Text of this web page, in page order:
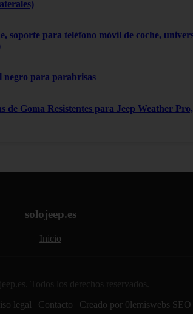
soporte para teléfono móvil de coche,
para parabrisas
de Goma Resistentes para Jeep Weather
solojeep.es
Inicio
Todos los derechos reservados.
legal Contacto Creado por 0lemiswebs